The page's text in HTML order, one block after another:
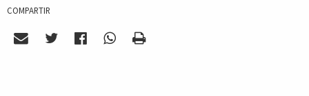
COMPARTIR